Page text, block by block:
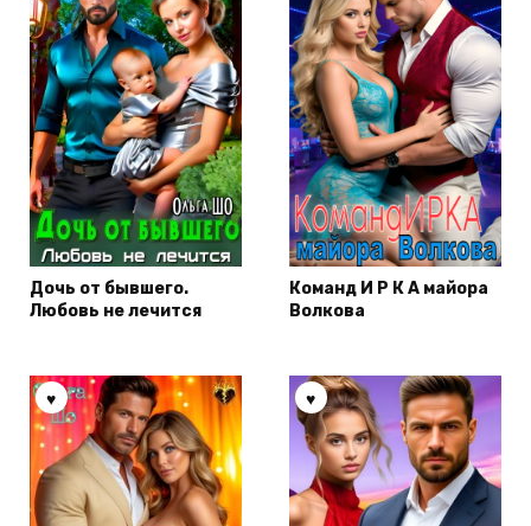
Дочь от бывшего.
Любовь не лечится
Команд И Р К А майора
Волкова